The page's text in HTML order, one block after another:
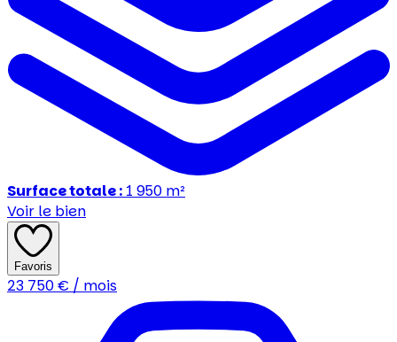
Surface totale : 1 950 m²
Voir le bien
Favoris
23 750€ / mois